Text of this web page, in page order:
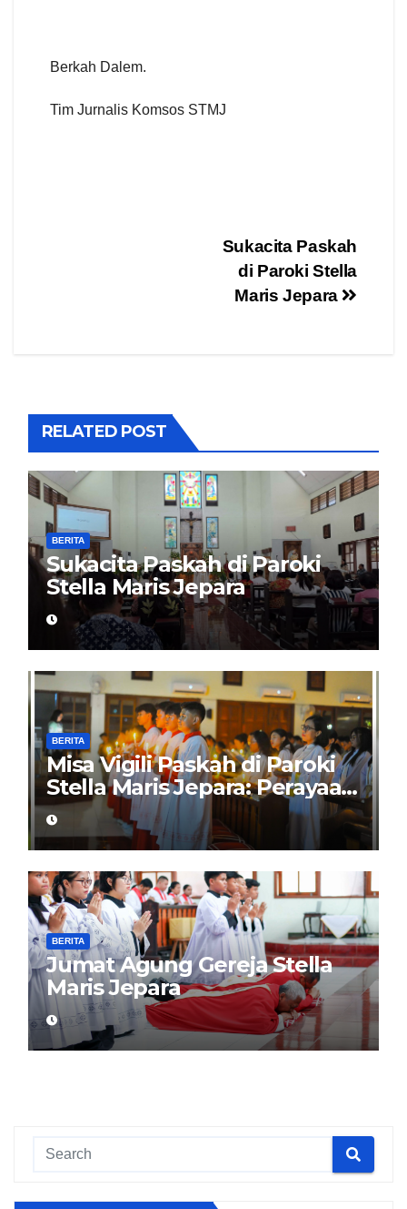
Berkah Dalem.
Tim Jurnalis Komsos STMJ
Sukacita Paskah
di Paroki Stella
Maris Jepara
RELATED POST
BERITA
Sukacita Paskah di Paroki
Stella Maris Jepara
BERITA
Misa Vigili Paskah di Paroki
Stella Maris Jepara: Perayaan
Puncak Iman
BERITA
Jumat Agung Gereja Stella
Maris Jepara